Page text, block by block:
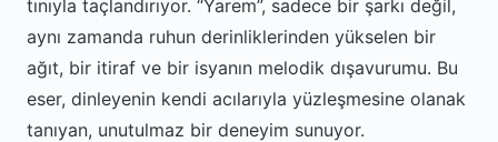
tınıyla taçlandırıyor. “Yarem”, sadece bir şarkı değil,
aynı zamanda ruhun derinliklerinden yükselen bir
ağıt, bir itiraf ve bir isyanın melodik dışavurumu. Bu
eser, dinleyenin kendi acılarıyla yüzleşmesine olanak
tanıyan, unutulmaz bir deneyim sunuyor.